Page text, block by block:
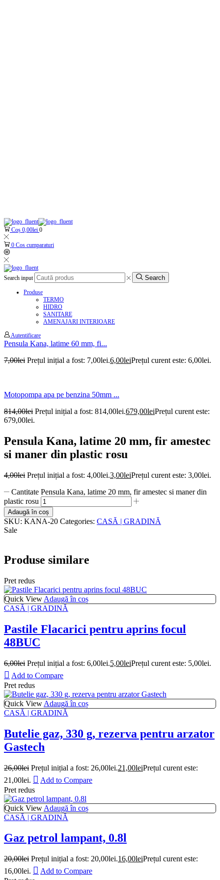
Coș 0,00lei 0
0 Cos cumparaturi
Search input Search
Produse
TERMO
HIDRO
SANITARE
AMENAJARI INTERIOARE
Autentificare
Pensula Kana, latime 60 mm, fi...
7,00lei Prețul inițial a fost: 7,00lei.6,00leiPrețul curent este: 6,00lei.
Motopompa apa pe benzina 50mm ...
814,00lei Prețul inițial a fost: 814,00lei.679,00leiPrețul curent este:
679,00lei.
Pensula Kana, latime 20 mm, fir amestec
si maner din plastic rosu
4,00lei Prețul inițial a fost: 4,00lei.3,00leiPrețul curent este: 3,00lei.
Cantitate Pensula Kana, latime 20 mm, fir amestec si maner din
plastic rosu
Adaugă în coș
SKU: KANA-20 Categories: CASĂ | GRADINĂ
Sale
Produse similare
Pret redus
Quick View Adaugă în coș
CASĂ | GRADINĂ
Pastile Flacarici pentru aprins focul
48BUC
6,00lei Prețul inițial a fost: 6,00lei.5,00leiPrețul curent este: 5,00lei.
Add to Compare
Pret redus
Quick View Adaugă în coș
CASĂ | GRADINĂ
Butelie gaz, 330 g, rezerva pentru arzator
Gastech
26,00lei Prețul inițial a fost: 26,00lei.21,00leiPrețul curent este:
21,00lei.
Add to Compare
Pret redus
Quick View Adaugă în coș
CASĂ | GRADINĂ
Gaz petrol lampant, 0.8l
20,00lei Prețul inițial a fost: 20,00lei.16,00leiPrețul curent este:
16,00lei.
Add to Compare